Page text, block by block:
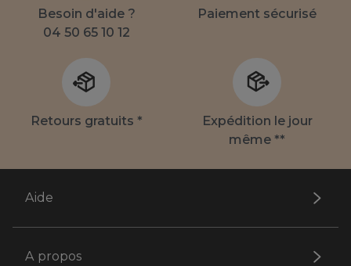
Besoin d'aide ?
04 50 65 10 12
Paiement sécurisé
Retours gratuits *
Expédition le jour
même **
Aide
A propos